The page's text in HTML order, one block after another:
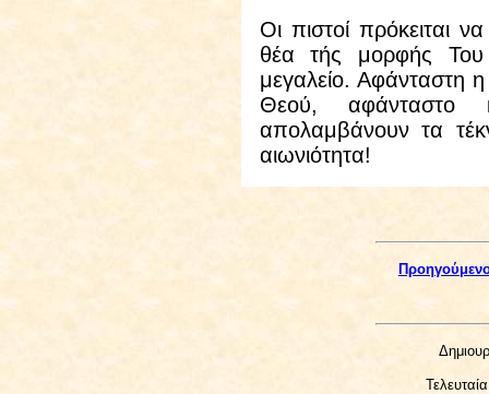
Οι πιστοί πρόκειται
θέα τής μορφής Του
μεγαλείο. Αφάνταστη
Θεού,
απολαμβάνουν τα
αιωνιότητα!